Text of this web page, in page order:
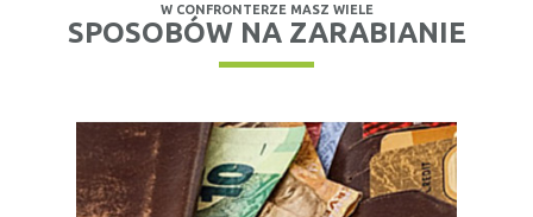
W CONFRONTERZE MASZ WIELE
SPOSOBÓW NA ZARABIANIE